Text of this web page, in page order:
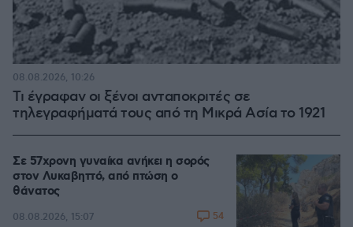
Τι έγραφαν οι ξένοι ανταποκριτές σε
τηλεγραφήματά τους από τη Μικρά Ασία το 1921
08.08.2026, 10:26
Σε 57χρονη γυναίκα ανήκει η σορός
στον Λυκαβηττό, από πτώση ο
θάνατος
08.08.2026, 15:07 54